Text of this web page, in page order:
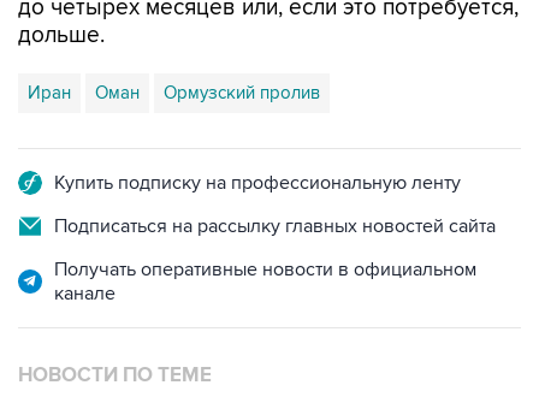
Иран Оман
Подписаться на рассылку главных новостей сайта
Получать оперативные новости в официальном
НОВОСТИ ПО ТЕМЕ
5 августа 15:25